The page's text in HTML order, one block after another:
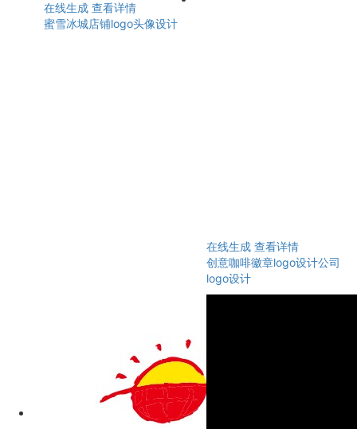
在线生成 查看详情
蜜雪冰城店铺logo头像设计
在线生成 查看详情
创意咖啡徽章logo设计公司
logo设计